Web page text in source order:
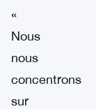
«
Nous
nous
concentrons
sur